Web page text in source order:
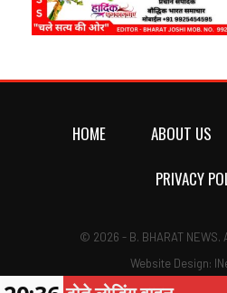
HOME ABOUT US
PRIVACY
© 2026 - B. BHARAT NEWS.
Website Design: